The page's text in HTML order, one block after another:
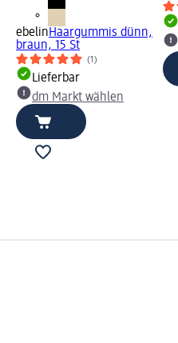
ebelinHaargummis dünn,
braun, 15 St
(1)
Lieferbar
dm Markt wählen